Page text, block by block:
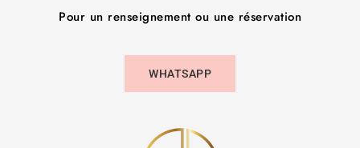
Pour un renseignement ou une réservation
WHATSAPP